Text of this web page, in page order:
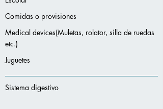
Comidas o provisiones
Medical devices(Muletas, rolator, silla de ruedas
etc.)
Juguetes
Sistema digestivo